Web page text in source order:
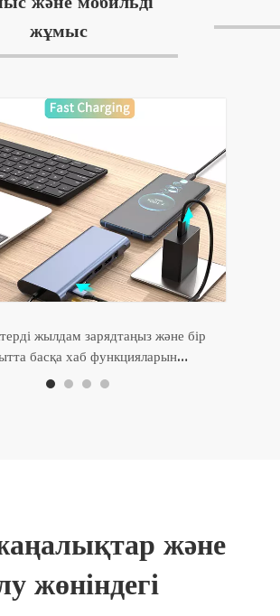
жұмыс
жылдам зарядтаңыз және бір
басқа хаб функцияларын
пайдаланыңыз.
және
жөніндегі